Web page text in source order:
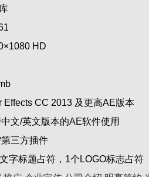
HD
Effects CC 2013 及更高AE版本
文/英文版本的AE软件使用
三方插件
字标题占符，1个LOGO标志占符